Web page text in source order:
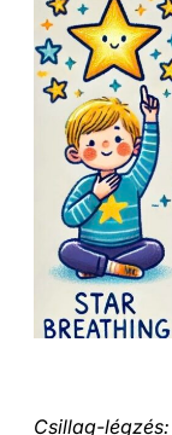
Csillag-légzés: